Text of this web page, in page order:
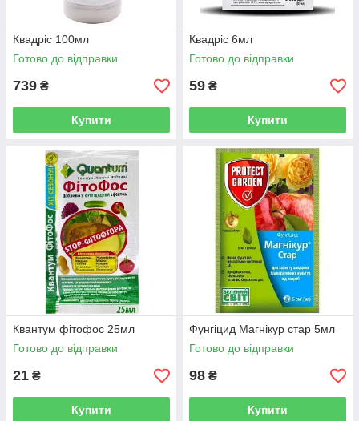
Квадріс 100мл
Готово до відправки
739 ₴
Купити
Квадріс 6мл
Готово до відправки
59 ₴
Купити
Квантум фітофос 25мл
Готово до відправки
21 ₴
Купити
Фунгіцид Магнікур стар 5мл
Готово до відправки
98 ₴
Купити